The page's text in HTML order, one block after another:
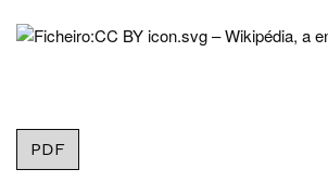
PDF